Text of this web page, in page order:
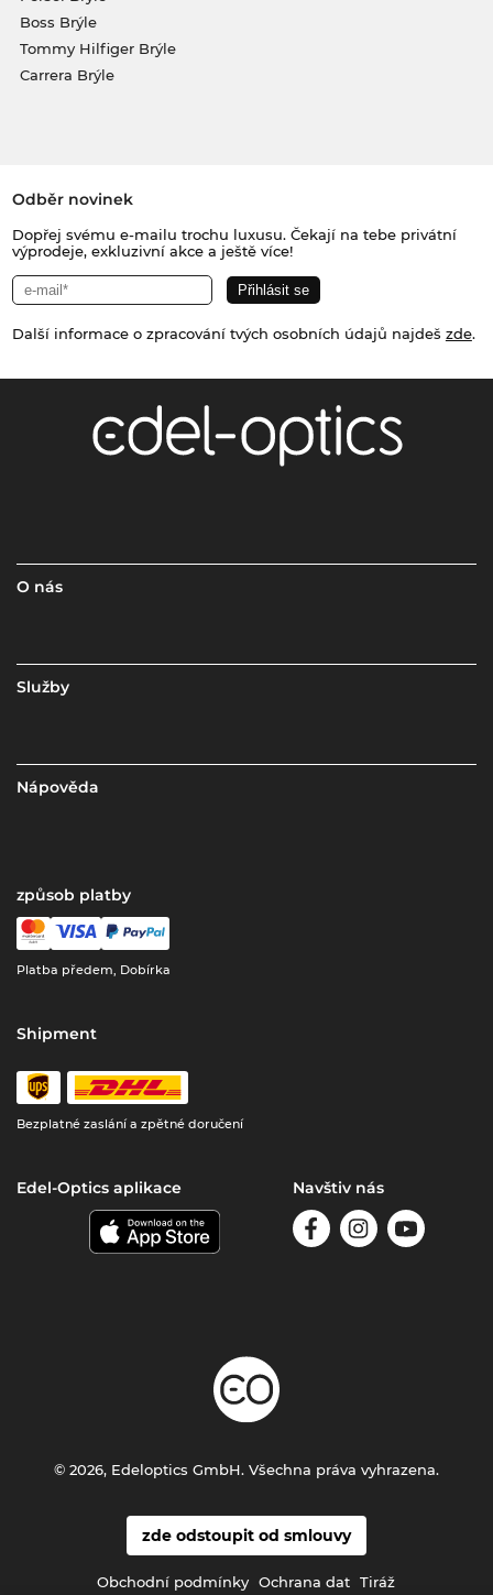
Boss Brýle
Tommy Hilfiger Brýle
Carrera Brýle
Odběr novinek
Dopřej svému e-mailu trochu luxusu. Čekají na tebe privátní
výprodeje, exkluzivní akce a ještě více!
Další informace o zpracování tvých osobních údajů najdeš zde.
O nás
Služby
Nápověda
způsob platby
Platba předem, Dobírka
Shipment
Bezplatné zaslání a zpětné doručení
Edel-Optics aplikace Navštiv nás
zde odstoupit od smlouvy
Obchodní podmínky Ochrana dat Tiráž
© 2026, Edeloptics GmbH. Všechna práva vyhrazena.